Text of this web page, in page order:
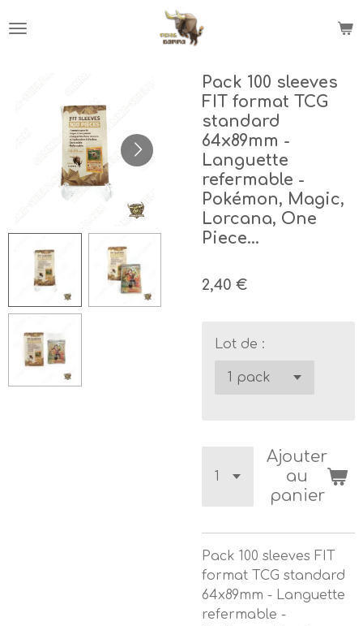
au
Pack 100 sleeves
FIT format TCG
standard
64x89mm -
Languette
refermable -
Pokémon, Magic,
Lorcana, One
Piece...
2,40 €
Lot de :
Ajouter
au
panier
Pack 100 sleeves FIT
format TCG standard
64x89mm - Languette
refermable -